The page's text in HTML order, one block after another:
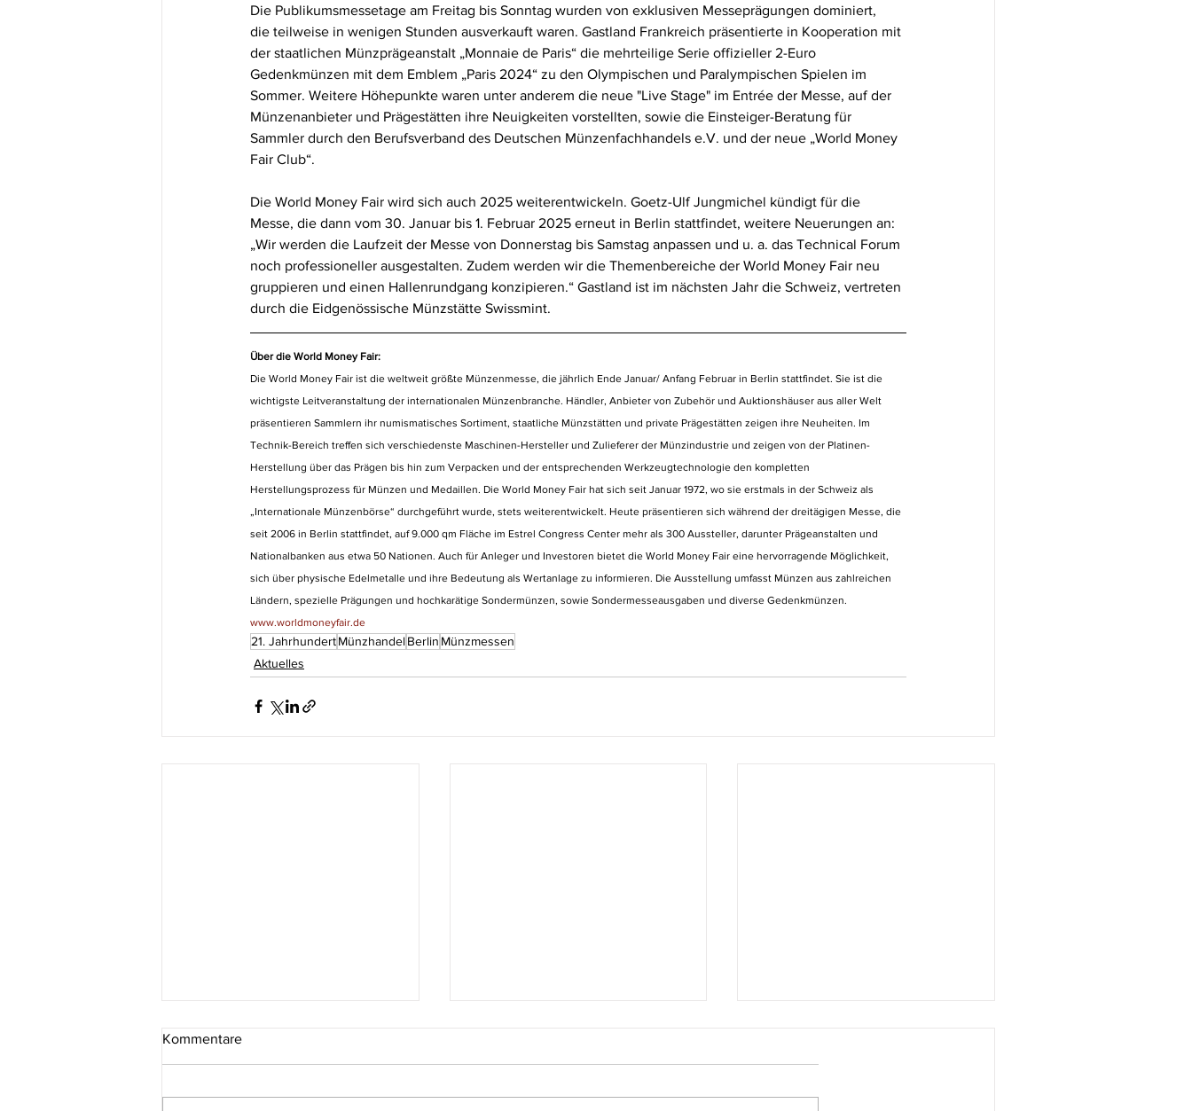
Die Publikumsmessetage am Freitag bis Sonntag wurden von exklusiven Messeprägungen dominiert,
die teilweise in wenigen Stunden ausverkauft waren. Gastland Frankreich präsentierte in Kooperation mit
der staatlichen Münzprägeanstalt „Monnaie de Paris“ die mehrteilige Serie offizieller 2-Euro
Gedenkmünzen mit dem Emblem „Paris 2024“ zu den Olympischen und Paralympischen Spielen im
Sommer. Weitere Höhepunkte waren unter anderem die neue "Live Stage" im Entrée der Messe, auf der
Münzenanbieter und Prägestätten ihre Neuigkeiten vorstellten, sowie die Einsteiger-Beratung für
Sammler durch den Berufsverband des Deutschen Münzenfachhandels e.V. und der neue „World Money
Fair Club“.
Die World Money Fair wird sich auch 2025 weiterentwickeln. Goetz-Ulf Jungmichel kündigt für die
Messe, die dann vom 30. Januar bis 1. Februar 2025 erneut in Berlin stattfindet, weitere Neuerungen an:
„Wir werden die Laufzeit der Messe von Donnerstag bis Samstag anpassen und u. a. das Technical Forum
noch professioneller ausgestalten. Zudem werden wir die Themenbereiche der World Money Fair neu
gruppieren und einen Hallenrundgang konzipieren.“ Gastland ist im nächsten Jahr die Schweiz, vertreten
durch die Eidgenössische Münzstätte Swissmint.
Über die World Money Fair:
Die World Money Fair ist die weltweit größte Münzenmesse, die jährlich Ende Januar/ Anfang Februar in Berlin stattfindet. Sie ist die
wichtigste Leitveranstaltung der internationalen Münzenbranche. Händler, Anbieter von Zubehör und Auktionshäuser aus aller Welt
präsentieren Sammlern ihr numismatisches Sortiment, staatliche Münzstätten und private Prägestätten zeigen ihre Neuheiten. Im
Technik-Bereich treffen sich verschiedenste Maschinen-Hersteller und Zulieferer der Münzindustrie und zeigen von der Platinen-
Herstellung über das Prägen bis hin zum Verpacken und der entsprechenden Werkzeugtechnologie den kompletten
Herstellungsprozess für Münzen und Medaillen. Die World Money Fair hat sich seit Januar 1972, wo sie erstmals in der Schweiz als
„Internationale Münzenbörse“ durchgeführt wurde, stets weiterentwickelt. Heute präsentieren sich während der dreitägigen Messe, die
seit 2006 in Berlin stattfindet, auf 9.000 qm Fläche im Estrel Congress Center mehr als 300 Aussteller, darunter Prägeanstalten und
Nationalbanken aus etwa 50 Nationen. Auch für Anleger und Investoren bietet die World Money Fair eine hervorragende Möglichkeit,
sich über physische Edelmetalle und ihre Bedeutung als Wertanlage zu informieren. Die Ausstellung umfasst Münzen aus zahlreichen
Ländern, spezielle Prägungen und hochkarätige Sondermünzen, sowie Sondermesseausgaben und diverse Gedenkmünzen.
www.worldmoneyfair.de
21. JahrhundertMünzhandelBerlin Münzmessen
Aktuelles
Kommentare